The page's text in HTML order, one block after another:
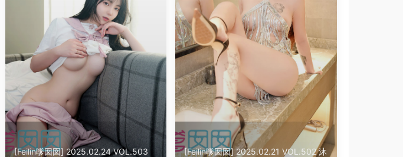
[Feilin嗲囡囡] 2025.02.24 VOL.503
[Feilin嗲囡囡] 2025.02.21 VOL.502 沐